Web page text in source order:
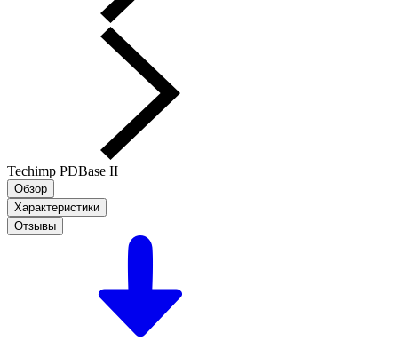
Techimp PDBase II
Обзор
Характеристики
Отзывы